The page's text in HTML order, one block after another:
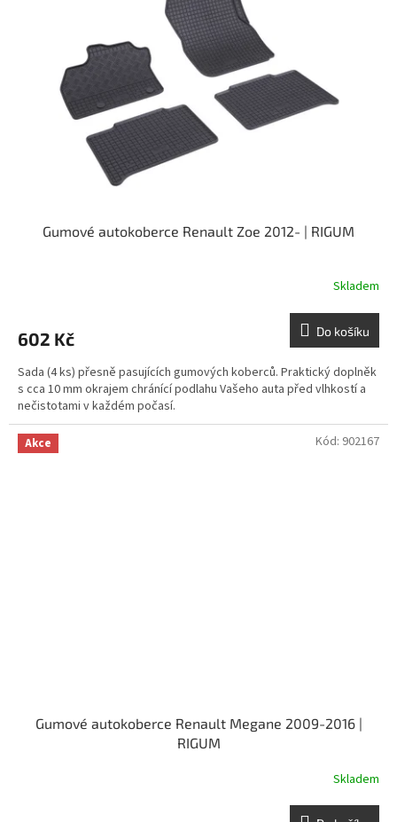
Gumové autokoberce Renault Zoe 2012- | RIGUM
Skladem
602 Kč Do košíku
Sada (4 ks) přesně pasujících gumových koberců. Praktický doplněk
s cca 10 mm okrajem chránící podlahu Vašeho auta před vlhkostí a
nečistotami v každém počasí.
Akce
Gumové autokoberce Renault Megane 2009-2016 |
RIGUM
Skladem
Kód: 902167